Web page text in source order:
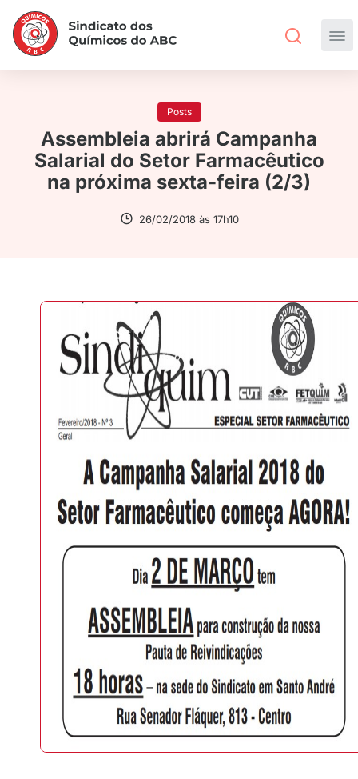
Posts
Assembleia abrirá Campanha
Salarial do Setor Farmacêutico
na próxima sexta-feira (2/3)
26/02/2018 às 17h10